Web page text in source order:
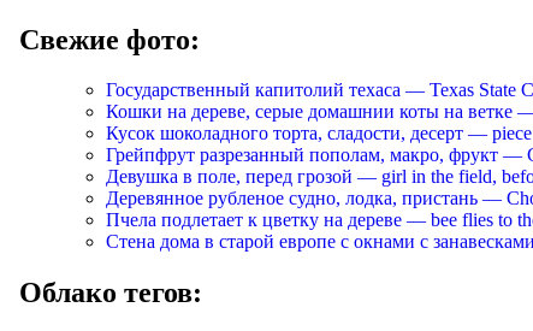
Свежие фото:
Государственный капитолий техаса — Texas State
Кошки на дереве, серые домашнии коты на ветке —
Кусок шоколадного торта, сладости, десерт —
Грейпфрут разрезанный пополам, макро, фрукт —
Девушка в поле, перед грозой — girl in the field,
Деревянное рубленое судно, лодка, пристань —
Пчела подлетает к цветку на дереве — bee flies to
Стена дома в старой европе с окнами с
Облако тегов: